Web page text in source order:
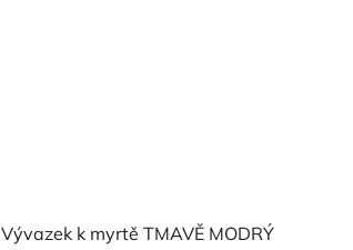
Vývazek k myrtě TMAVĚ MODRÝ